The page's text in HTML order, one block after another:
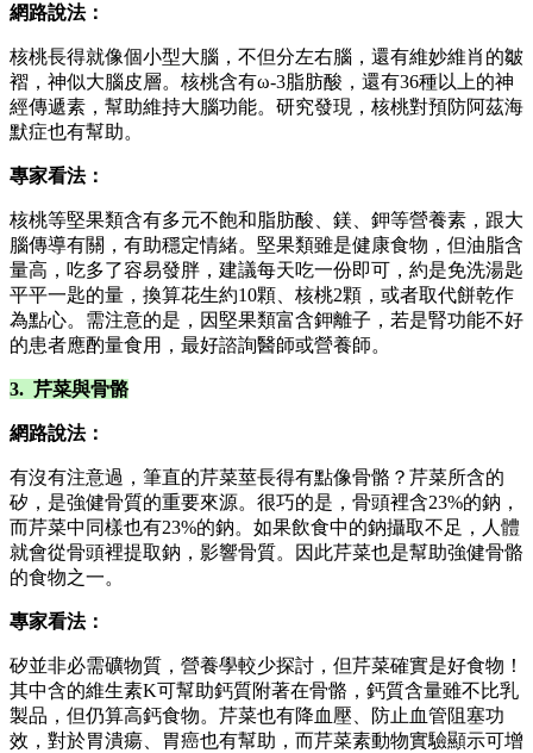
網路說法：
核桃長得就像個小型大腦，不但分左右腦，還有維妙維肖的皺
褶，神似大腦皮層。核桃含有ω-3脂肪酸，還有36種以上的神
經傳遞素，幫助維持大腦功能。研究發現，核桃對預防阿茲海
默症也有幫助。
專家看法：
核桃等堅果類含有多元不飽和脂肪酸、鎂、鉀等營養素，跟大
腦傳導有關，有助穩定情緒。堅果類雖是健康食物，但油脂含
量高，吃多了容易發胖，建議每天吃一份即可，約是免洗湯匙
平平一匙的量，換算花生約10顆、核桃2顆，或者取代餅乾作
為點心。需注意的是，因堅果類富含鉀離子，若是腎功能不好
的患者應酌量食用，最好諮詢醫師或營養師。
3. 芹菜與骨骼
網路說法：
有沒有注意過，筆直的芹菜莖長得有點像骨骼？芹菜所含的
矽，是強健骨質的重要來源。很巧的是，骨頭裡含23%的鈉，
而芹菜中同樣也有23%的鈉。如果飲食中的鈉攝取不足，人體
就會從骨頭裡提取鈉，影響骨質。因此芹菜也是幫助強健骨骼
的食物之一。
專家看法：
矽並非必需礦物質，營養學較少探討，但芹菜確實是好食物！
其中含的維生素K可幫助鈣質附著在骨骼，鈣質含量雖不比乳
製品，但仍算高鈣食物。芹菜也有降血壓、防止血管阻塞功
效，對於胃潰瘍、胃癌也有幫助，而芹菜素動物實驗顯示可增